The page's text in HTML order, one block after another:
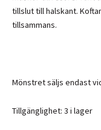
tillslut till halskant.
tillsammans.
Mönstret säljs endast
Tillgänglighet: 3 i lager